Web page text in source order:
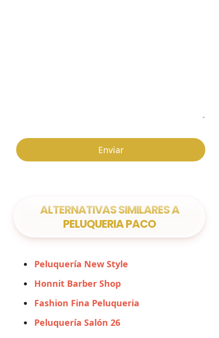
ALTERNATIVAS SIMILARES A
PELUQUERIA PACO
Peluquería New Style
Honnit Barber Shop
Fashion Fina Peluqueria
Peluquería Salón 26